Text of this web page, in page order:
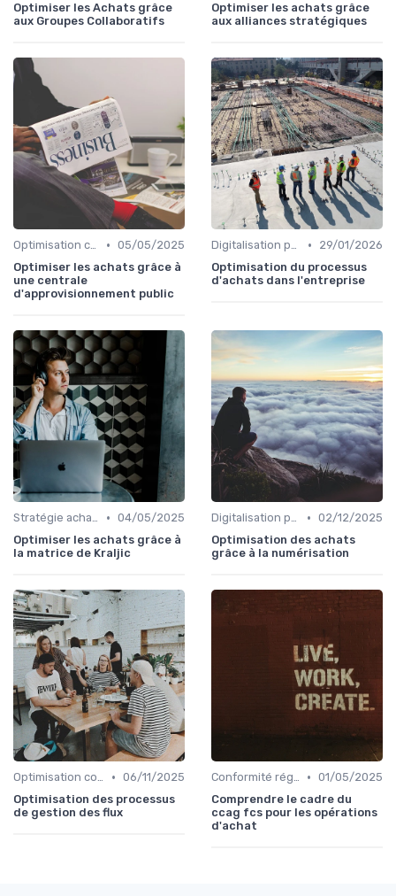
Optimiser les Achats grâce
aux Groupes Collaboratifs
Optimiser les achats grâce
aux alliances stratégiques
Optimisation coûts • 05/05/2025
Optimiser les achats grâce à
une centrale
d'approvisionnement public
Digitalisation processus •
29/01/2026
Optimisation du processus
d'achats dans l'entreprise
Stratégie achats • 04/05/2025
Optimiser les achats grâce à
la matrice de Kraljic
Digitalisation processus • 02/12/2025
Optimisation des achats
grâce à la numérisation
Optimisation coûts • 06/11/2025
Optimisation des processus
de gestion des flux
Conformité réglementaire • 01/05/2025
Comprendre le cadre du
ccag fcs pour les opérations
d'achat